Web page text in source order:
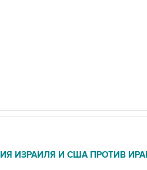
ИЗРАИЛЯ И США ПРОТИВ